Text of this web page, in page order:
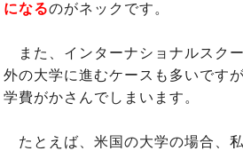
になるのがネックです。
また、インターナショナルスク
外の大学に進むケースも多いです
学費がかさんでしまいます。
たとえば、米国の大学の場合、